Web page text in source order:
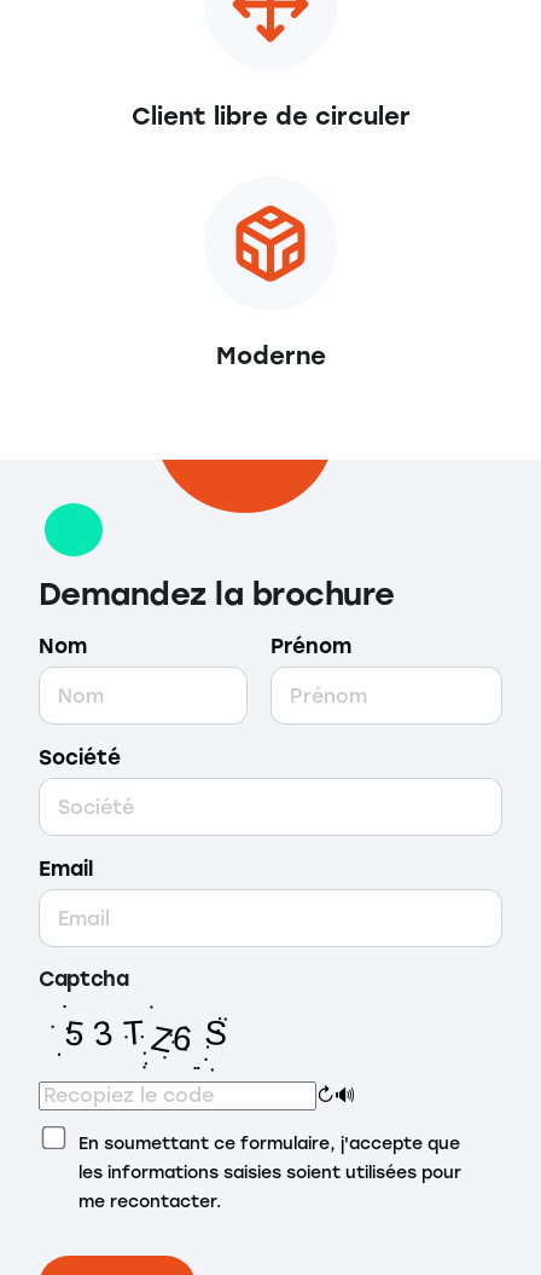
Client libre de circuler
Moderne
Demandez la brochure
Nom Prénom
Société
Email
Captcha
↻🔊
En soumettant ce formulaire, j'accepte que
les informations saisies soient utilisées pour
me recontacter.